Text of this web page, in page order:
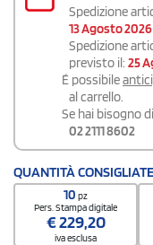
Spedizione
13 Agosto 2026
Spedizione
previsto il: 25
É possibile
al carrello.
Se hai bisogno
02 2111 8602
QUANTITÀ CONSIGLIATE
10pz
Pers. Stampa digitale
€229,20
iva esclusa